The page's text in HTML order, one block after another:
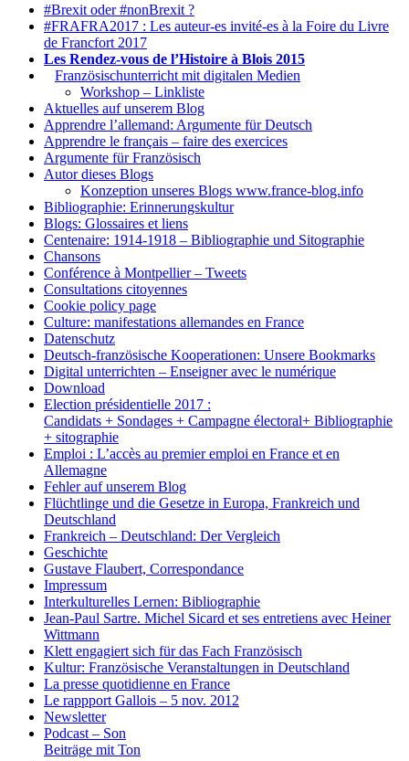
#Brexit oder #nonBrexit ?
#FRAFRA2017 : Les auteur-es invité-es à la Foire du Livre
de Francfort 2017
Les Rendez-vous de l’Histoire à Blois 2015
Französischunterricht mit digitalen Medien
Workshop – Linkliste
Aktuelles auf unserem Blog
Apprendre l’allemand: Argumente für Deutsch
Apprendre le français – faire des exercices
Argumente für Französisch
Autor dieses Blogs
Konzeption unseres Blogs www.france-blog.info
Bibliographie: Erinnerungskultur
Blogs: Glossaires et liens
Centenaire: 1914-1918 – Bibliographie und Sitographie
Chansons
Conférence à Montpellier – Tweets
Consultations citoyennes
Cookie policy page
Culture: manifestations allemandes en France
Datenschutz
Deutsch-französische Kooperationen: Unsere Bookmarks
Digital unterrichten – Enseigner avec le numérique
Download
Election présidentielle 2017 :
Candidats + Sondages + Campagne électoral+ Bibliographie
+ sitographie
Emploi : L’accès au premier emploi en France et en
Allemagne
Fehler auf unserem Blog
Flüchtlinge und die Gesetze in Europa, Frankreich und
Deutschland
Frankreich – Deutschland: Der Vergleich
Geschichte
Gustave Flaubert, Correspondance
Impressum
Interkulturelles Lernen: Bibliographie
Jean-Paul Sartre. Michel Sicard et ses entretiens avec Heiner
Wittmann
Klett engagiert sich für das Fach Französisch
Kultur: Französische Veranstaltungen in Deutschland
La presse quotidienne en France
Le rappport Gallois – 5 nov. 2012
Newsletter
Podcast – Son
Beiträge mit Ton